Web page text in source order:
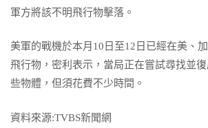
軍方將該不明飛行物擊落。
美軍的戰機於本月10日至12日已經在美、
飛行物，密利表示，當局正在嘗試尋找並
些物體，但須花費不少時間。
資料來源:TVBS新聞網